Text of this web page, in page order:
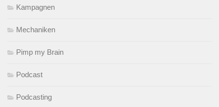
Kampagnen
Mechaniken
Pimp my Brain
Podcast
Podcasting